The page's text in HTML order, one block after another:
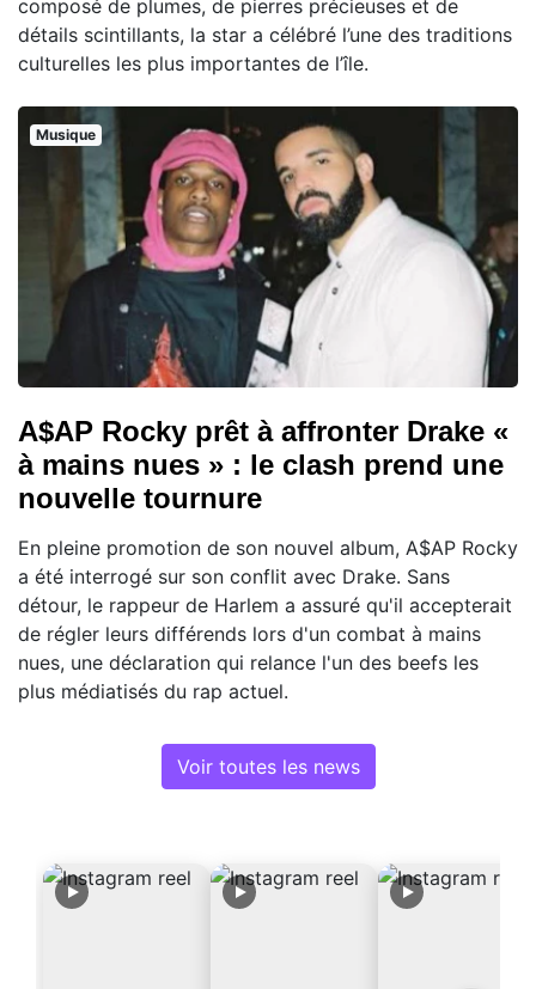
composé de plumes, de pierres précieuses et de
détails scintillants, la star a célébré l’une des traditions
culturelles les plus importantes de l’île.
Musique
A$AP Rocky prêt à affronter Drake «
à mains nues » : le clash prend une
nouvelle tournure
En pleine promotion de son nouvel album, A$AP Rocky
a été interrogé sur son conflit avec Drake. Sans
détour, le rappeur de Harlem a assuré qu'il accepterait
de régler leurs différends lors d'un combat à mains
nues, une déclaration qui relance l'un des beefs les
plus médiatisés du rap actuel.
Voir toutes les news